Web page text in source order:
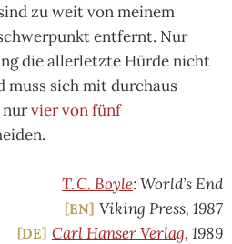
zu weit von meinem
entfernt. Nur
die allerletzte Hürde nicht
muss sich mit durchaus
nurvier von fünf
T. C. Boyle: World’s End
EN Viking Press, 1987
DE Carl Hanser Verlag, 1989